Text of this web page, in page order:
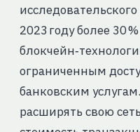
2023 году более 30
ограниченным
банковским
расширять свою